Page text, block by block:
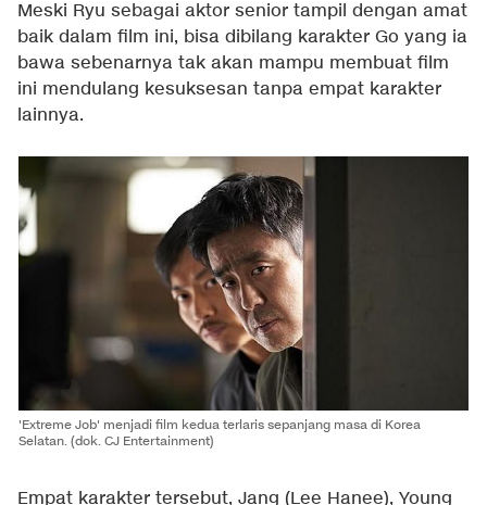
Meski Ryu sebagai aktor senior tampil dengan amat
baik dalam film ini, bisa dibilang karakter Go yang ia
bawa sebenarnya tak akan mampu membuat film
ini mendulang kesuksesan tanpa empat karakter
lainnya.
'Extreme Job' menjadi film kedua terlaris sepanjang masa di Korea
Selatan. (dok. CJ Entertainment)
Empat karakter tersebut, Jang (Lee Hanee), Young